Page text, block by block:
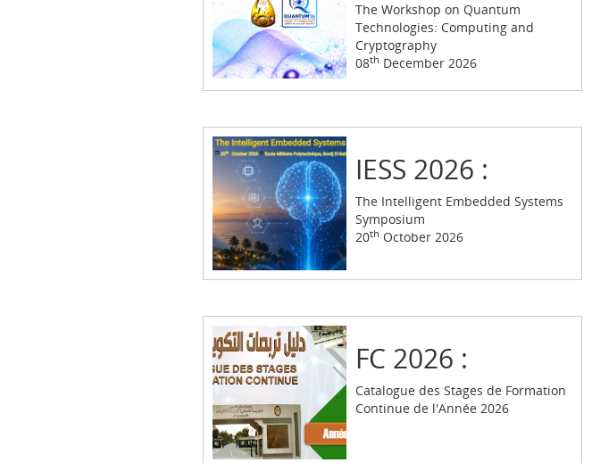
The Workshop on Quantum
Technologies: Computing and
Cryptography
08th December 2026
IESS 2026 :
The Intelligent Embedded Systems
Symposium
20th October 2026
FC 2026 :
Catalogue des Stages de Formation
Continue de l'Année 2026